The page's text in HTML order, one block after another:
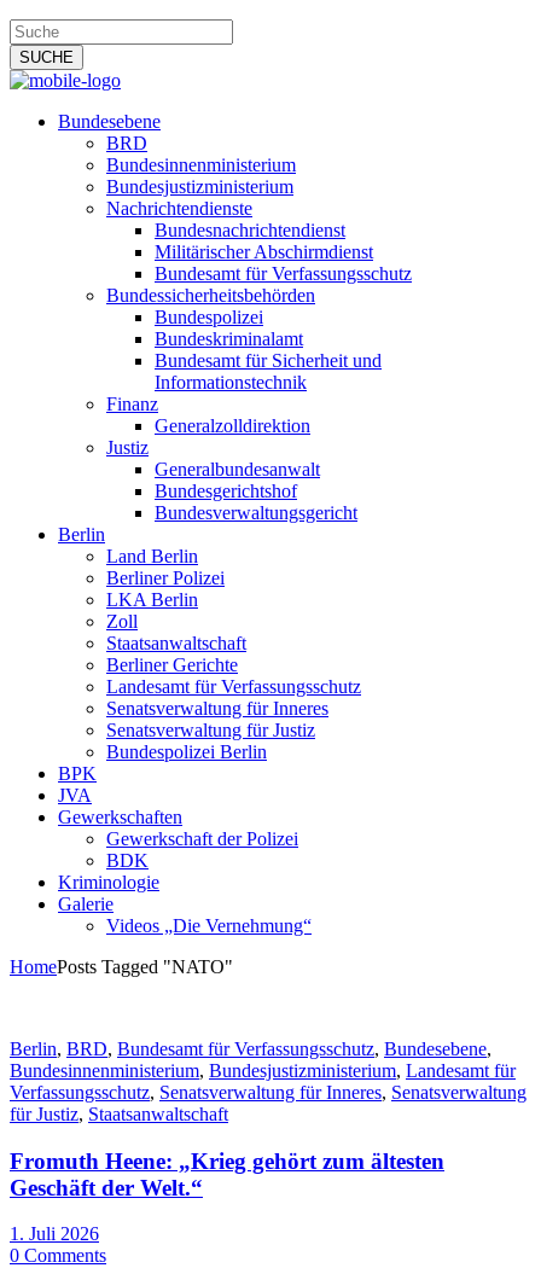
Bundesebene
BRD
Bundesinnenministerium
Bundesjustizministerium
Nachrichtendienste
Bundesnachrichtendienst
Militärischer Abschirmdienst
Bundesamt für Verfassungsschutz
Bundessicherheitsbehörden
Bundespolizei
Bundeskriminalamt
Bundesamt für Sicherheit und
Informationstechnik
Finanz
Generalzolldirektion
Justiz
Generalbundesanwalt
Bundesgerichtshof
Bundesverwaltungsgericht
Berlin
Land Berlin
Berliner Polizei
LKA Berlin
Zoll
Staatsanwaltschaft
Berliner Gerichte
Landesamt für Verfassungsschutz
Senatsverwaltung für Inneres
Senatsverwaltung für Justiz
Bundespolizei Berlin
BPK
JVA
Gewerkschaften
Gewerkschaft der Polizei
BDK
Kriminologie
Galerie
Videos „Die Vernehmung“
HomePosts Tagged "NATO"
Berlin, BRD, Bundesamt für Verfassungsschutz, Bundesebene,
Bundesinnenministerium, Bundesjustizministerium, Landesamt für
Verfassungsschutz, Senatsverwaltung für Inneres, Senatsverwaltung
für Justiz, Staatsanwaltschaft
Fromuth Heene: „Krieg gehört zum ältesten
Geschäft der Welt.“
1. Juli 2026
0 Comments